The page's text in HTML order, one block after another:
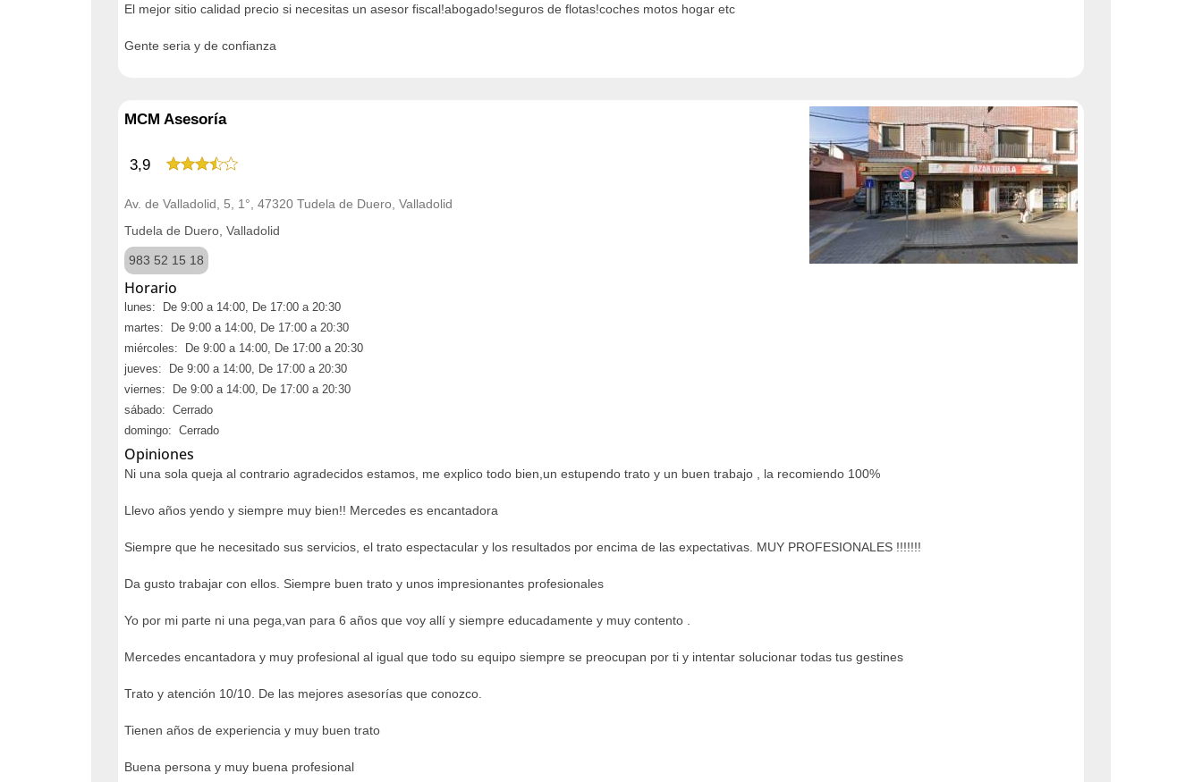
El mejor sitio calidad precio si necesitas un asesor fiscal!abogado!seguros de flotas!coches motos hogar etc
Gente seria y de confianza
MCM Asesoría
3,9
Av. de Valladolid, 5, 1°, 47320 Tudela de Duero, Valladolid
Tudela de Duero, Valladolid
983 52 15 18
Horario
lunes: De 9:00 a 14:00, De 17:00 a 20:30
martes: De 9:00 a 14:00, De 17:00 a 20:30
miércoles: De 9:00 a 14:00, De 17:00 a 20:30
jueves: De 9:00 a 14:00, De 17:00 a 20:30
viernes: De 9:00 a 14:00, De 17:00 a 20:30
sábado: Cerrado
domingo: Cerrado
Opiniones
Ni una sola queja al contrario agradecidos estamos, me explico todo bien,un estupendo trato y un buen trabajo , la recomiendo 100%
Llevo años yendo y siempre muy bien!! Mercedes es encantadora
Siempre que he necesitado sus servicios, el trato espectacular y los resultados por encima de las expectativas. MUY PROFESIONALES !!!!!!!
Da gusto trabajar con ellos. Siempre buen trato y unos impresionantes profesionales
Yo por mi parte ni una pega,van para 6 años que voy allí y siempre educadamente y muy contento .
Mercedes encantadora y muy profesional al igual que todo su equipo siempre se preocupan por ti y intentar solucionar todas tus gestines
Trato y atención 10/10. De las mejores asesorías que conozco.
Tienen años de experiencia y muy buen trato
Buena persona y muy buena profesional